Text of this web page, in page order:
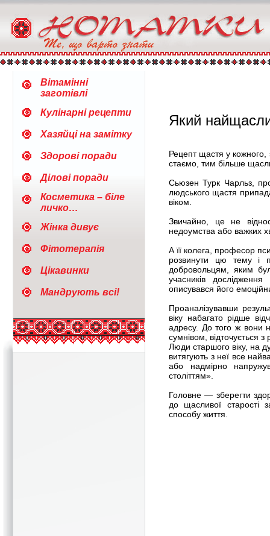
Вітамінні
заготівлі
Кулінарні рецепти
Хазяйці на замітку
Здорові поради
Ділові поради
Косметика – біле
личко…
Жінка дивує
Фітотерапія
Цікавинки
Мандрують всі!
Який
Рецепт щастя у кожного,
стаємо, тим більше
Сьюзен Турк Чарльз,
людського щастя
віком.
Звичайно, це не
недоумства або важких
А її колега, професор
розвинути цю тему і
добровольцям, яким
учасників
описувався його
Проаналізувавши
віку набагато рідше
адресу. До того ж вони
сумнівом, відточується з
Люди старшого віку, на
витягують з неї все
або надмірно
століттям».
Головне — зберегти
до щасливої старості
способу життя.